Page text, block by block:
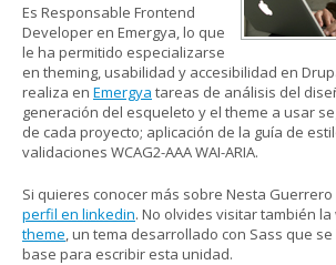
Es Responsable Frontend
Developer en Emergya, lo que
le ha permitido especializarse
en theming, usabilidad y accesibilidad en
realiza en Emergya tareas de análisis del
generación del esqueleto y el theme a usar
de cada proyecto; aplicación de la guía de
validaciones WCAG2-AAA WAI-ARIA.
Si quieres conocer más sobre Nesta
perfil en linkedin. No olvides visitar también la
theme , un tema desarrollado con Sass que
base para escribir esta unidad.